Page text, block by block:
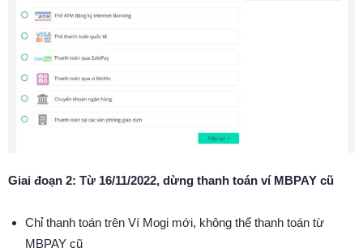
Giai đoạn 2: Từ 16/11/2022, dừng thanh toán ví MBPAY cũ
Chỉ thanh toán trên Ví Mogi mới, không thể thanh toán từ
MBPAY cũ